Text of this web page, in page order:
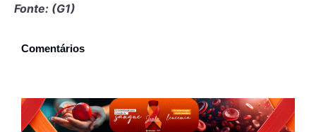
Fonte: (G1)
Comentários